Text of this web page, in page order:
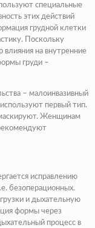
специальные
этих действий
грудной клетки
Поскольку
влияния на внутренние
груди –
– малоинвазивный
первый тип.
Женщинам
исправлению
безоперационных.
и дыхательную
формы через
процесс в